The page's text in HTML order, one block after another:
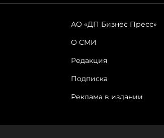
АО «ДП Бизнес Пресс»
О СМИ
Редакция
Подписка
Реклама в издании